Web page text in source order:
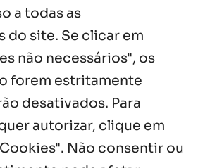
a todas as
do site. Se clicar em
não necessários", os
forem estritamente
desativados. Para
autorizar, clique em
Não consentir ou
de esperança: Fazenda
de Chapala celebra aniversário
e festa